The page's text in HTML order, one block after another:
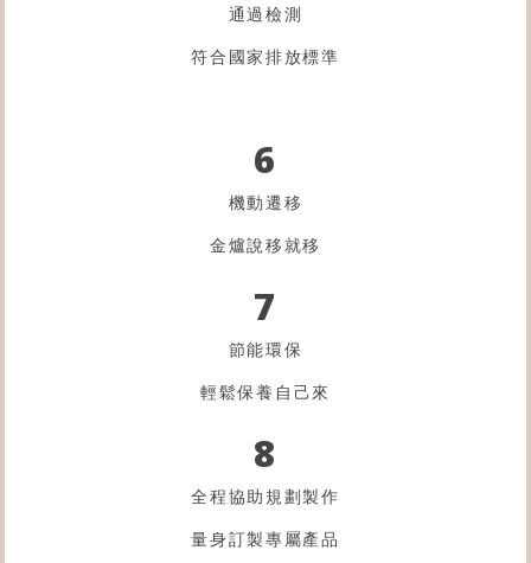
通過檢測
符合國家排放標準
6
機動遷移
金爐說移就移
7
節能環保
輕鬆保養自己來
8
全程協助規劃製作
量身訂製專屬產品